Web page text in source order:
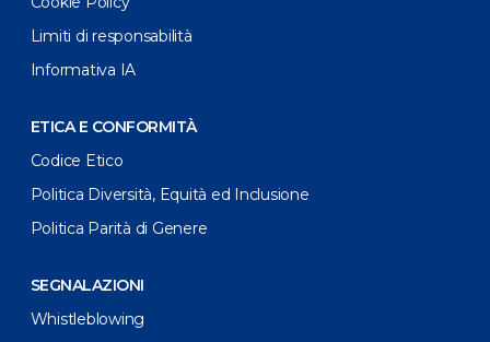
Limiti di responsabilità
Informativa IA
ETICA E CONFORMITÀ
Codice Etico
Politica Diversità, Equità ed Inclusione
Politica Parità di Genere
SEGNALAZIONI
Whistleblowing